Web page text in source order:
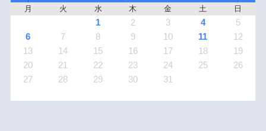
月 火 水 木 金 土 日
1 2 3 4
5
6
7 8 9 10 11
12
13
14 15 16 17 18
19
20
21 22 23 24 25
26
27
28 29 30 31